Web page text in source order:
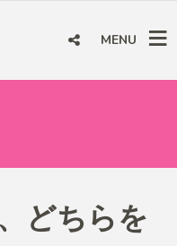
MENU
どちらを